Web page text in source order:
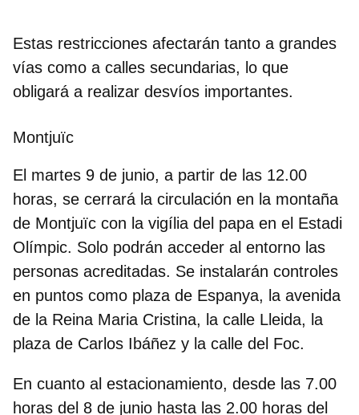
Estas restricciones afectarán tanto a grandes
vías como a calles secundarias, lo que
obligará a realizar desvíos importantes.
Montjuïc
El martes 9 de junio, a partir de las 12.00
horas, se cerrará la circulación en la montaña
de Montjuïc con la vigília del papa en el Estadi
Olímpic. Solo podrán acceder al entorno las
personas acreditadas. Se instalarán controles
en puntos como plaza de Espanya, la avenida
de la Reina Maria Cristina, la calle Lleida, la
plaza de Carlos Ibáñez y la calle del Foc.
En cuanto al estacionamiento, desde las 7.00
horas del 8 de junio hasta las 2.00 horas del